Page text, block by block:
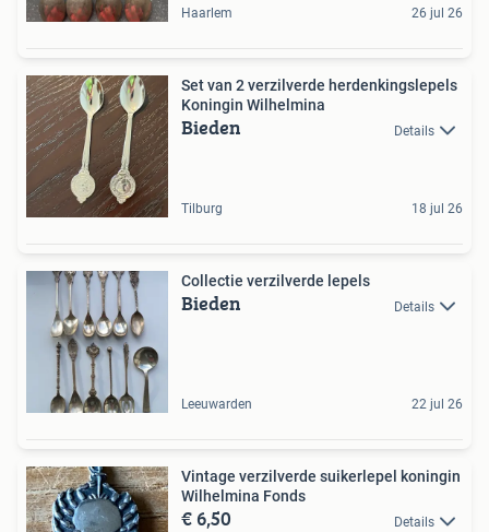
Haarlem 26 jul 26
Set van 2 verzilverde herdenkingslepels
Koningin Wilhelmina
Bieden Details
Tilburg 18 jul 26
Collectie verzilverde lepels
Bieden Details
Leeuwarden 22 jul 26
Vintage verzilverde suikerlepel koningin
Wilhelmina Fonds
€ 6,50 Details